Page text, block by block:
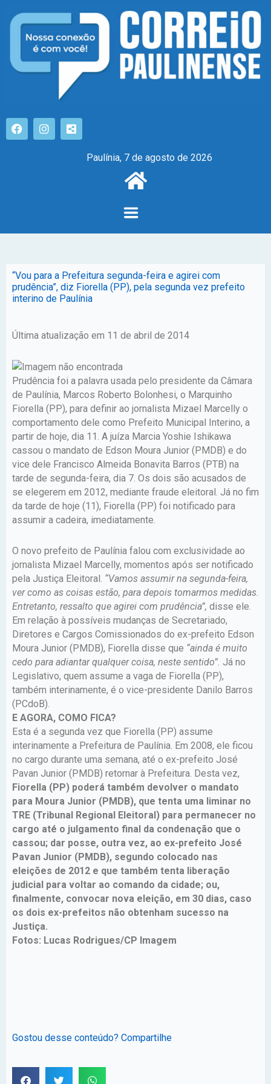
Paulínia, 7 de agosto de 2026
“Vou para a Prefeitura segunda-feira e agirei com
prudência”, diz Fiorella (PP), pela segunda vez prefeito
interino de Paulínia
Última atualização em 11 de abril de 2014
Prudência foi a palavra usada pelo presidente da Câmara
de Paulínia, Marcos Roberto Bolonhesi, o Marquinho
Fiorella (PP), para definir ao jornalista Mizael Marcelly o
comportamento dele como Prefeito Municipal Interino, a
partir de hoje, dia 11. A juíza Marcia Yoshie Ishikawa
cassou o mandato de Edson Moura Junior (PMDB) e do
vice dele Francisco Almeida Bonavita Barros (PTB) na
tarde de segunda-feira, dia 7. Os dois são acusados de
se elegerem em 2012, mediante fraude eleitoral. Já no fim
da tarde de hoje (11), Fiorella (PP) foi notificado para
assumir a cadeira, imediatamente.
O novo prefeito de Paulínia falou com exclusividade ao
jornalista Mizael Marcelly, momentos após ser notificado
pela Justiça Eleitoral. “Vamos assumir na segunda-feira,
ver como as coisas estão, para depois tomarmos medidas.
Entretanto, ressalto que agirei com prudência”, disse ele.
Em relação à possíveis mudanças de Secretariado,
Diretores e Cargos Comissionados do ex-prefeito Edson
Moura Junior (PMDB), Fiorella disse que “ainda é muito
cedo para adiantar qualquer coisa, neste sentido”. Já no
Legislativo, quem assume a vaga de Fiorella (PP),
também interinamente, é o vice-presidente Danilo Barros
(PCdoB).
E AGORA, COMO FICA?
Esta é a segunda vez que Fiorella (PP) assume
interinamente a Prefeitura de Paulínia. Em 2008, ele ficou
no cargo durante uma semana, até o ex-prefeito José
Pavan Junior (PMDB) retornar à Prefeitura. Desta vez,
Fiorella (PP) poderá também devolver o mandato
para Moura Junior (PMDB), que tenta uma liminar no
TRE (Tribunal Regional Eleitoral) para permanecer no
cargo até o julgamento final da condenação que o
cassou; dar posse, outra vez, ao ex-prefeito José
Pavan Junior (PMDB), segundo colocado nas
eleições de 2012 e que também tenta liberação
judicial para voltar ao comando da cidade; ou,
finalmente, convocar nova eleição, em 30 dias, caso
os dois ex-prefeitos não obtenham sucesso na
Justiça.
Fotos: Lucas Rodrigues/CP Imagem
Gostou desse conteúdo? Compartilhe